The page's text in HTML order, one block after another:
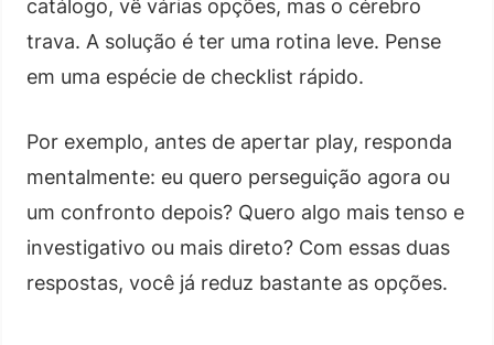
catálogo, vê várias opções, mas o cérebro
trava. A solução é ter uma rotina leve. Pense
em uma espécie de checklist rápido.
Por exemplo, antes de apertar play, responda
mentalmente: eu quero perseguição agora ou
um confronto depois? Quero algo mais tenso e
investigativo ou mais direto? Com essas duas
respostas, você já reduz bastante as opções.